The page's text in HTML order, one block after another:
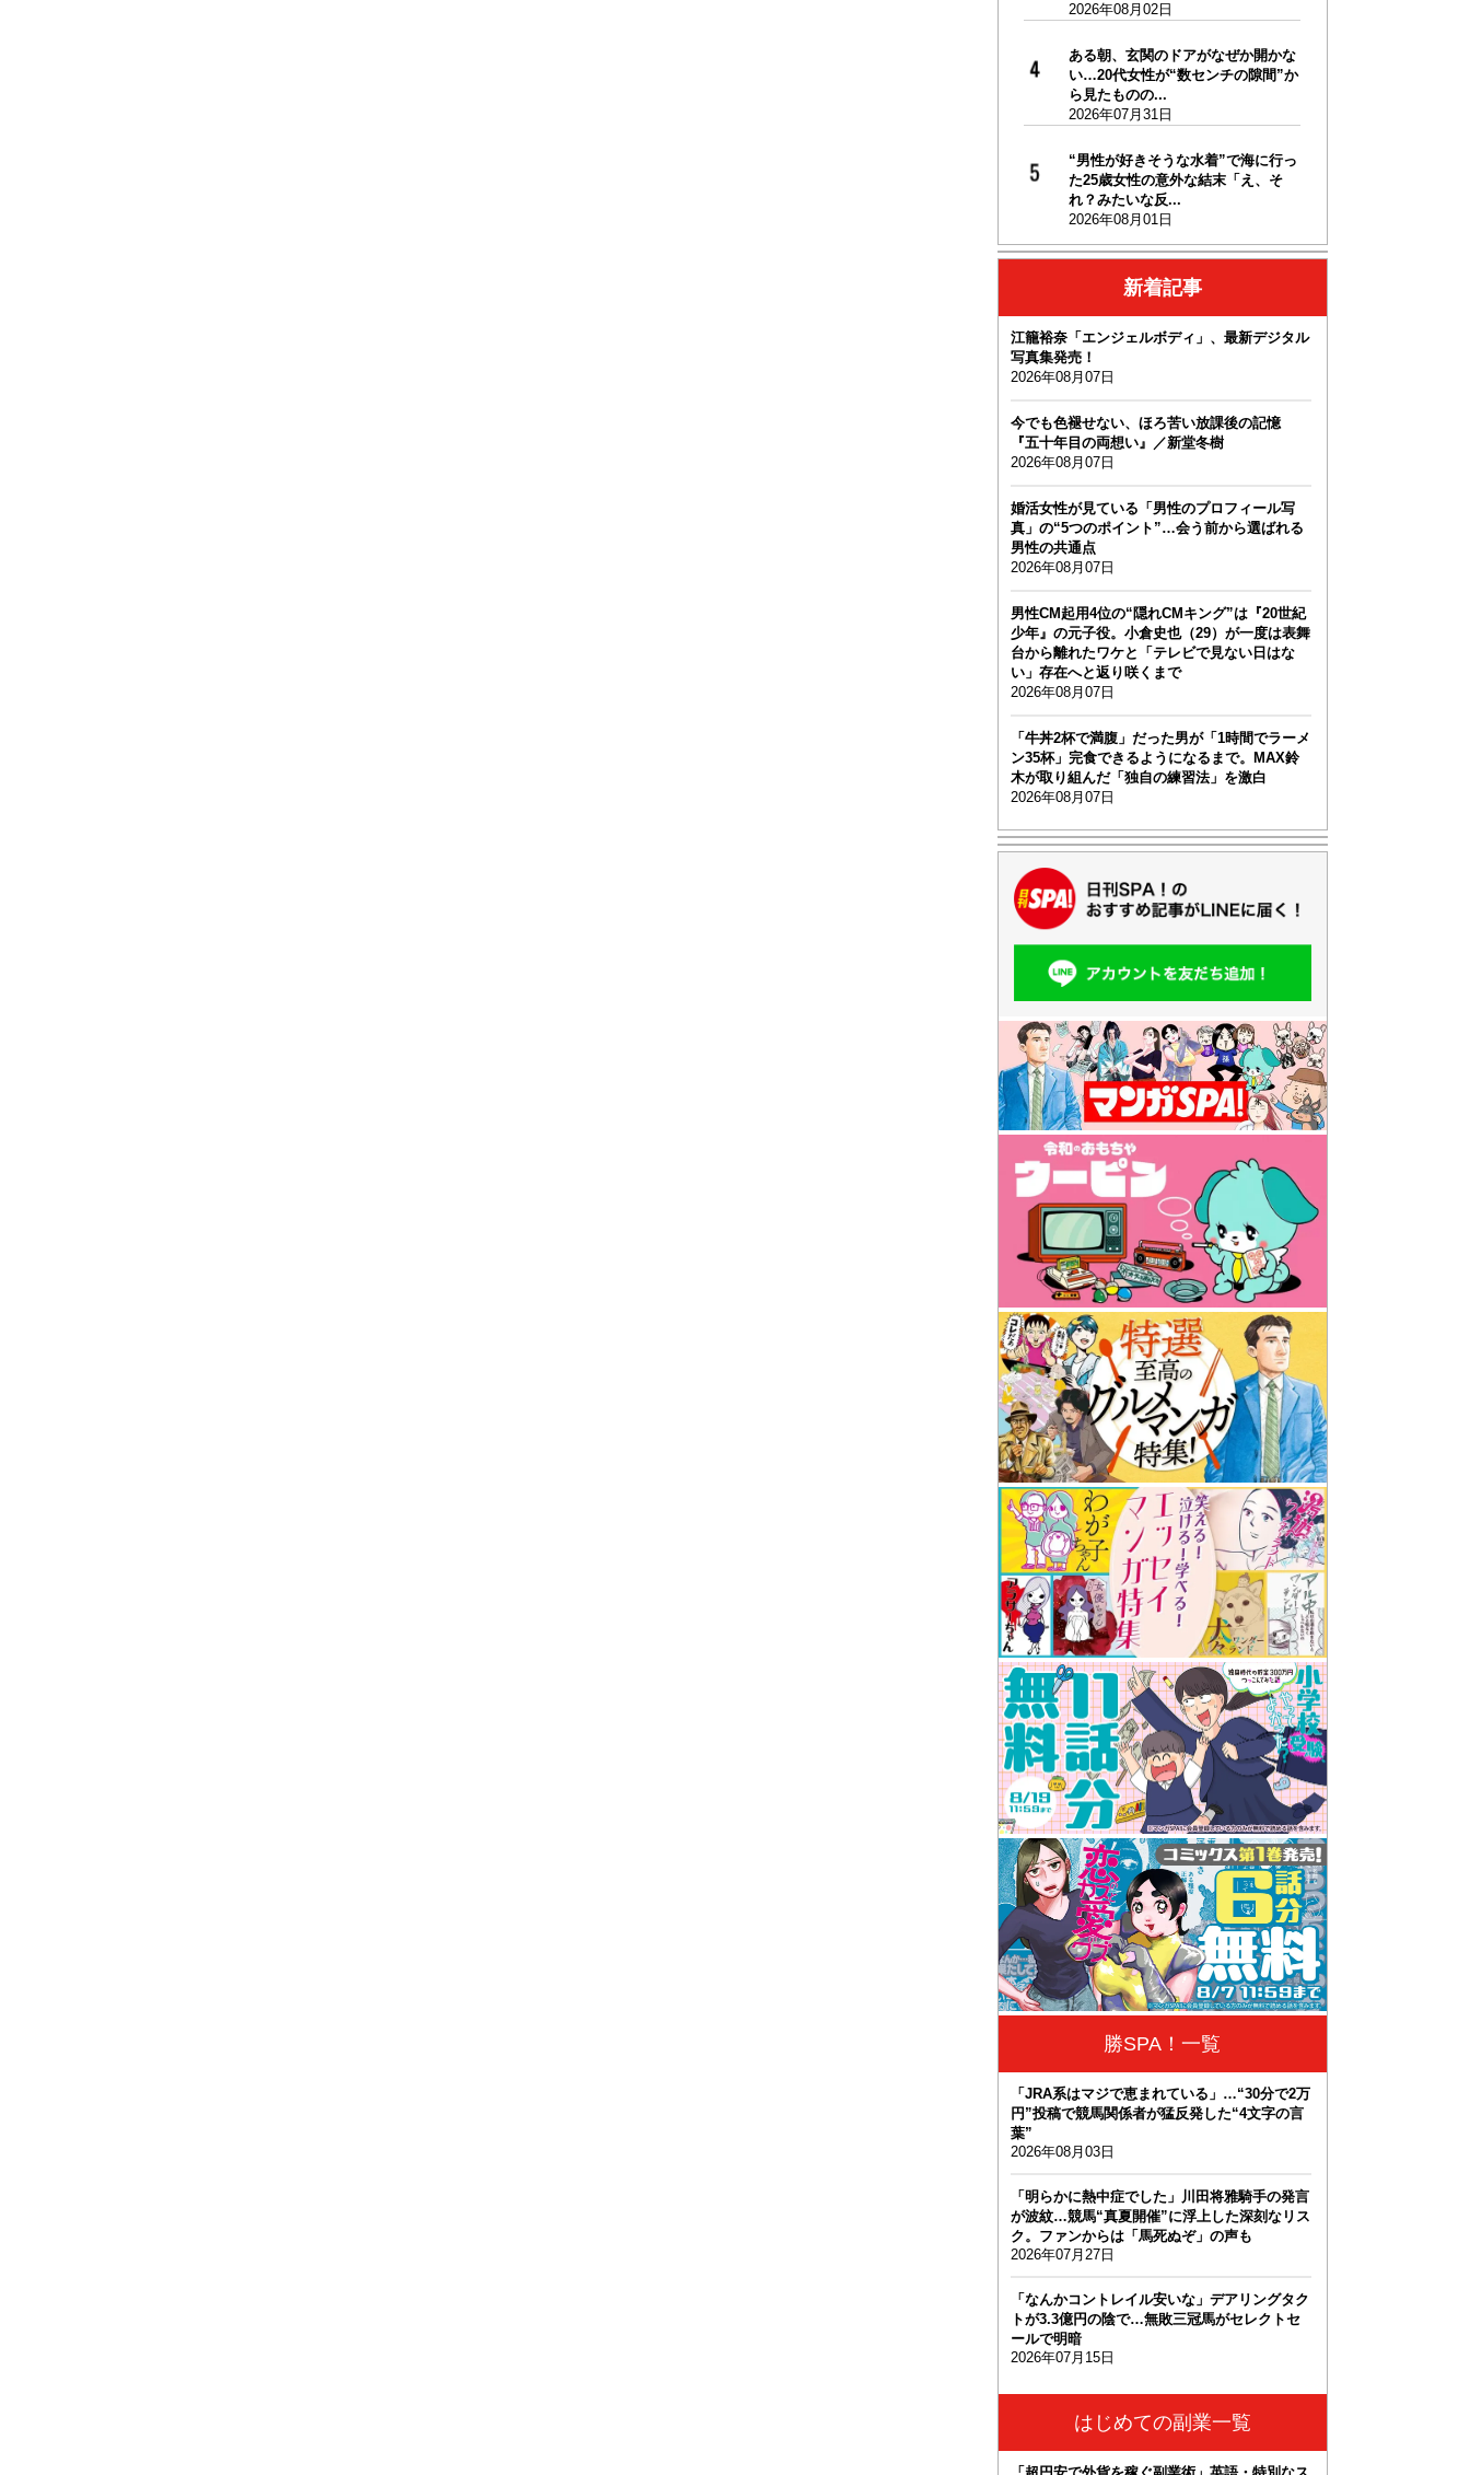
2026年08月02日
ある朝、玄関のドアがなぜか開かな
い…20代女性が“数センチの隙間”か
ら見たものの...
2026年07月31日
“男性が好きそうな水着”で海に行っ
た25歳女性の意外な結末「え、そ
れ？みたいな反...
2026年08月01日
新着記事
江籠裕奈「エンジェルボディ」、最新デジタル
写真集発売！
2026年08月07日
今でも色褪せない、ほろ苦い放課後の記憶
『五十年目の両想い』／新堂冬樹
2026年08月07日
婚活女性が見ている「男性のプロフィール写
真」の“5つのポイント”…会う前から選ばれる
男性の共通点
2026年08月07日
男性CM起用4位の“隠れCMキング”は『20世紀
少年』の元子役。小倉史也（29）が一度は表舞
台から離れたワケと「テレビで見ない日はな
い」存在へと返り咲くまで
2026年08月07日
「牛丼2杯で満腹」だった男が「1時間でラーメ
ン35杯」完食できるようになるまで。MAX鈴
木が取り組んだ「独自の練習法」を激白
2026年08月07日
勝SPA！一覧
「JRA系はマジで恵まれている」…“30分で2万
円”投稿で競馬関係者が猛反発した“4文字の言
葉”
2026年08月03日
「明らかに熱中症でした」川田将雅騎手の発言
が波紋…競馬“真夏開催”に浮上した深刻なリス
ク。ファンからは「馬死ぬぞ」の声も
2026年07月27日
「なんかコントレイル安いな」デアリングタク
トが3.3億円の陰で…無敗三冠馬がセレクトセ
ールで明暗
2026年07月15日
はじめての副業一覧